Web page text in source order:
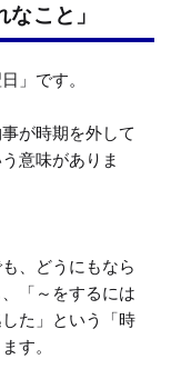
こと」
」です。
が時期を外して
意味がありま
、どうにもなら
「～をするには
た」という「時
す。